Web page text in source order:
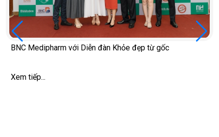
BNC Medipharm với Diễn đàn Khỏe đẹp từ gốc
Xem tiếp...